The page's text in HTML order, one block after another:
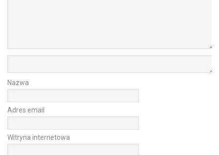
Nazwa
Adres email
Witryna internetowa